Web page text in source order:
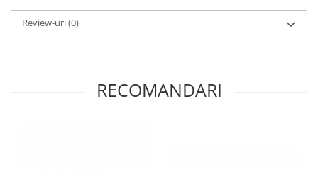
Review-uri(0)
RECOMANDARI